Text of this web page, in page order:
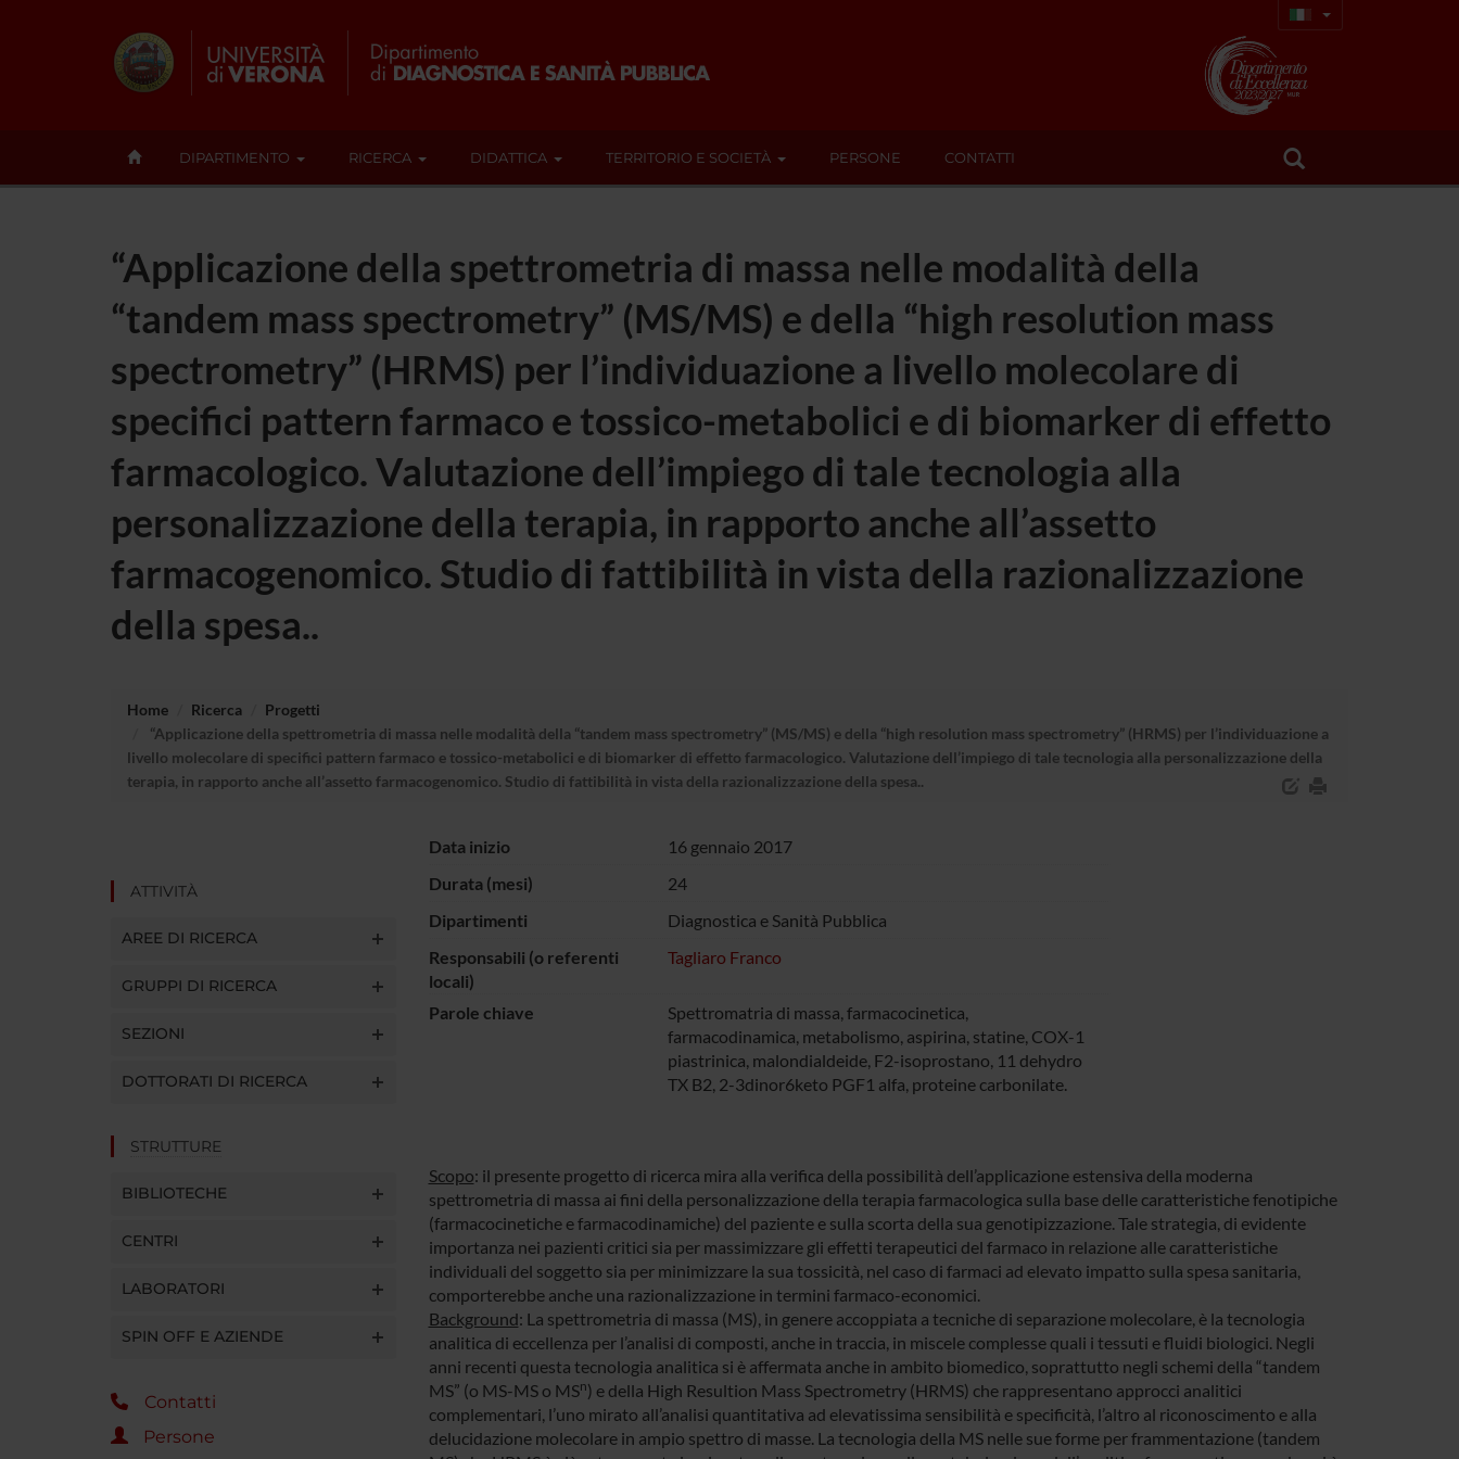
DIPARTIMENTO RICERCA DIDATTICA TERRITORIO E SOCIETÀ PERSONE CONTATTI
“Applicazione della spettrometria di massa nelle modalità della
“tandem mass spectrometry” (MS/MS) e della “high resolution mass
spectrometry” (HRMS) per l’individuazione a livello molecolare di
specifici pattern farmaco e tossico-metabolici e di biomarker di effetto
farmacologico. Valutazione dell’impiego di tale tecnologia alla
personalizzazione della terapia, in rapporto anche all’assetto
farmacogenomico. Studio di fattibilità in vista della razionalizzazione
della spesa..
Home Ricerca
Progetti
“Applicazione della spettrometria di massa nelle modalità della “tandem mass spectrometry” (MS/MS) e della “high resolution mass spectrometry” (HRMS) per l’individuazione a
livello molecolare di specifici pattern farmaco e tossico-metabolici e di biomarker di effetto farmacologico. Valutazione dell’impiego di tale tecnologia alla personalizzazione della
terapia, in rapporto anche all’assetto farmacogenomico. Studio di fattibilità in vista della razionalizzazione della spesa..
ATTIVITÀ
AREE DI RICERCA
GRUPPI DI RICERCA
SEZIONI
DOTTORATI DI RICERCA
STRUTTURE
BIBLIOTECHE
CENTRI
LABORATORI
SPIN OFF E AZIENDE
Contatti
Persone
Data inizio
16 gennaio 2017
Durata (mesi)
24
Dipartimenti
Diagnostica e Sanità Pubblica
Responsabili (o referenti
locali)
Tagliaro Franco
Parole chiave
Spettromatria di massa, farmacocinetica,
farmacodinamica, metabolismo, aspirina, statine, COX-1
piastrinica, malondialdeide, F2-isoprostano, 11 dehydro
TX B2, 2-3dinor6keto PGF1 alfa, proteine carbonilate.
Scopo: il presente progetto di ricerca mira alla verifica della possibilità dell’applicazione estensiva della moderna
spettrometria di massa ai fini della personalizzazione della terapia farmacologica sulla base delle caratteristiche fenotipiche
(farmacocinetiche e farmacodinamiche) del paziente e sulla scorta della sua genotipizzazione. Tale strategia, di evidente
importanza nei pazienti critici sia per massimizzare gli effetti terapeutici del farmaco in relazione alle caratteristiche
individuali del soggetto sia per minimizzare la sua tossicità, nel caso di farmaci ad elevato impatto sulla spesa sanitaria,
comporterebbe anche una razionalizzazione in termini farmaco-economici.
Background: La spettrometria di massa (MS), in genere accoppiata a tecniche di separazione molecolare, è la tecnologia
analitica di eccellenza per l’analisi di composti, anche in traccia, in miscele complesse quali i tessuti e fluidi biologici. Negli
anni recenti questa tecnologia analitica si è affermata anche in ambito biomedico, soprattutto negli schemi della “tandem
MS” (o MS-MS o MSn) e della High Resultion Mass Spectrometry (HRMS) che rappresentano approcci analitici
complementari, l’uno mirato all’analisi quantitativa ad elevatissima sensibilità e specificità, l’altro al riconoscimento e alla
delucidazione molecolare in ampio spettro di masse. La tecnologia della MS nelle sue forme per frammentazione (tandem